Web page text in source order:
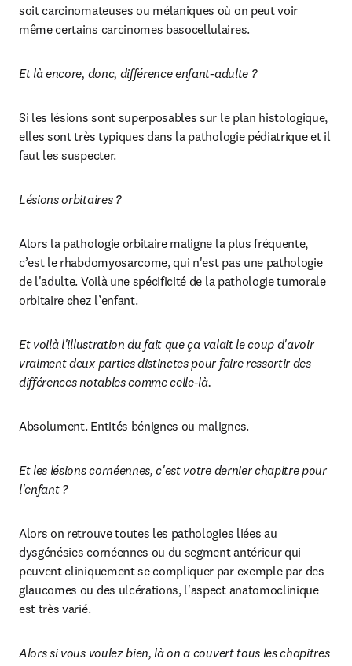
soit carcinomateuses ou mélaniques où on peut voir
même certains carcinomes basocellulaires.
Et là encore, donc, différence enfant-adulte ?
Si les lésions sont superposables sur le plan histologique,
elles sont très typiques dans la pathologie pédiatrique et il
faut les suspecter.
Lésions orbitaires ?
Alors la pathologie orbitaire maligne la plus fréquente,
c’est le rhabdomyosarcome, qui n'est pas une pathologie
de l'adulte. Voilà une spécificité de la pathologie tumorale
orbitaire chez l’enfant.
Et voilà l'illustration du fait que ça valait le coup d'avoir
vraiment deux parties distinctes pour faire ressortir des
différences notables comme celle-là.
Absolument. Entités bénignes ou malignes.
Et les lésions cornéennes, c'est votre dernier chapitre pour
l'enfant ?
Alors on retrouve toutes les pathologies liées au
dysgénésies cornéennes ou du segment antérieur qui
peuvent cliniquement se compliquer par exemple par des
glaucomes ou des ulcérations, l'aspect anatomoclinique
est très varié.
Alors si vous voulez bien, là on a couvert tous les chapitres